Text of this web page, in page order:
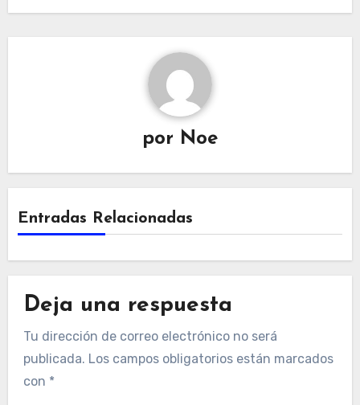
por Noe
Entradas Relacionadas
Deja una respuesta
Tu dirección de correo electrónico no será
publicada. Los campos obligatorios están marcados
con *